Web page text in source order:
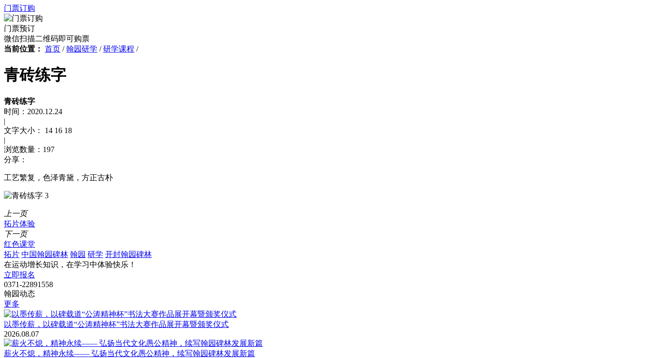
门票订购
门票预订
微信扫描二维码即可购票
当前位置： 首页 / 翰园研学 / 研学课程 /
青砖练字
青砖练字
时间：2020.12.24
|
文字大小： 14 16 18
|
浏览数量：197
分享：
工艺繁复，色泽青黛，方正古朴
上一页
拓片体验
下一页
红色课堂
拓片 中国翰园碑林 翰园 研学 开封翰园碑林
在运动增长知识，在学习中体验快乐！
立即报名
0371-22891558
翰园动态
更多
以墨传薪，以碑载道“公涛精神杯”书法大赛作品展开幕暨颁奖仪式
2026.08.07
薪火不熄，精神永续—— 弘扬当代文化愚公精神，续写翰园碑林发展新篇